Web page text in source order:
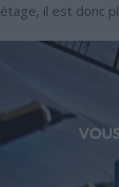
étage, il est donc